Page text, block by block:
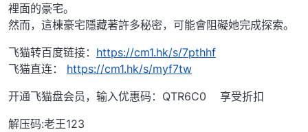
裡面的豪宅。
然而，這棟豪宅隱藏著許多秘密，可能會阻礙她完成探索。
飞猫转百度链接： https://cm1.hk/s/7pthhf
飞猫直连： https://cm1.hk/s/myf7tw
开通飞猫盘会员，输入优惠码：QTR6C0 享受折扣
解压码:老王123